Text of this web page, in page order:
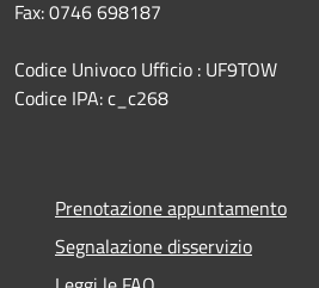
Fax: 0746 698187
Codice Univoco Ufficio : UF9TOW
Codice IPA: c_c268
Prenotazione appuntamento
Segnalazione disservizio